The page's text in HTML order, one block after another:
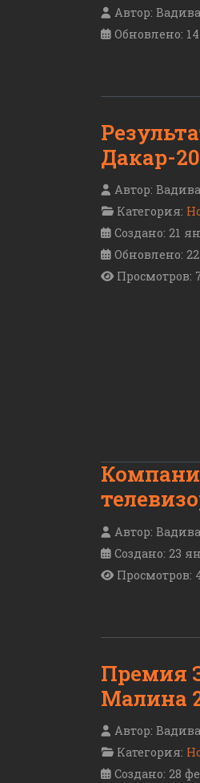
Автор:
Обновлено:
Дакар-
Автор:
Категория:
Создано: 21
Обновлено:
Просмотров:
Автор:
Создано: 23
Просмотров:
Премия
Малина
Автор:
Категория:
Создано: 28